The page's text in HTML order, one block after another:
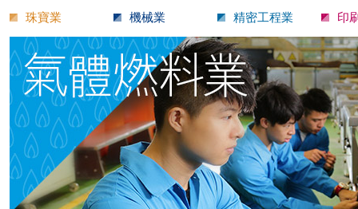
珠寶業
機械業 精密工程業 印